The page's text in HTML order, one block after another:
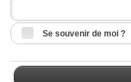
Se souvenir de moi ?